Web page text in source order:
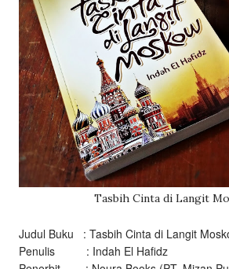
Tasbih Cinta di Langit
Judul Buku : Tasbih Cinta di Langit
Penulis : Indah El Hafidz